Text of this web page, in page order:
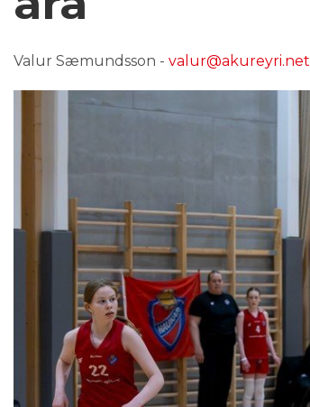
Valur Sæmundsson - valur@akureyri.net